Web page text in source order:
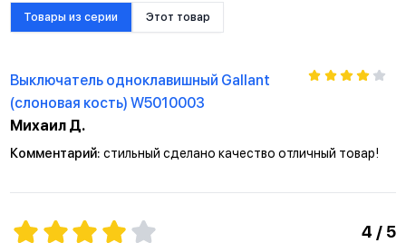
Товары из серии Этот товар
Выключатель одноклавишный Gallant
(слоновая кость) W5010003
Михаил Д.
Комментарий: стильный сделано качество отличный товар!
4 / 5